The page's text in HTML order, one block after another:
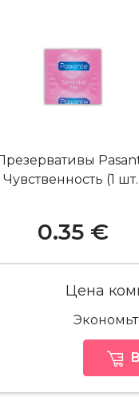
Чувственность (1
0.35 €
Цена